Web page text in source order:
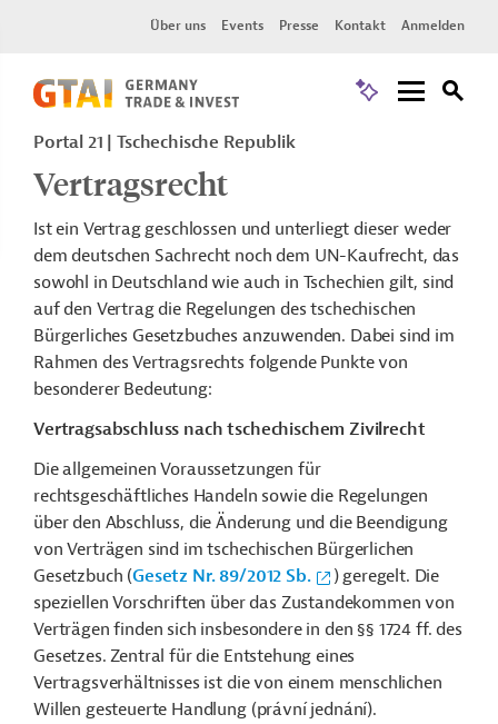
Über uns Events Presse Kontakt Anmelden
Portal 21 Tschechische Republik
Vertragsrecht
Ist ein Vertrag geschlossen und unterliegt dieser weder
dem deutschen Sachrecht noch dem UN-Kaufrecht, das
sowohl in Deutschland wie auch in Tschechien gilt, sind
auf den Vertrag die Regelungen des tschechischen
Bürgerliches Gesetzbuches anzuwenden. Dabei sind im
Rahmen des Vertragsrechts folgende Punkte von
besonderer Bedeutung:
Vertragsabschluss nach tschechischem Zivilrecht
Die allgemeinen Voraussetzungen für
rechtsgeschäftliches Handeln sowie die Regelungen
über den Abschluss, die Änderung und die Beendigung
von Verträgen sind im tschechischen Bürgerlichen
Gesetzbuch (Gesetz Nr. 89/2012 Sb.
) geregelt. Die
speziellen Vorschriften über das Zustandekommen von
Verträgen finden sich insbesondere in den §§ 1724 ff. des
Gesetzes. Zentral für die Entstehung eines
Vertragsverhältnisses ist die von einem menschlichen
Willen gesteuerte Handlung (právní jednání).